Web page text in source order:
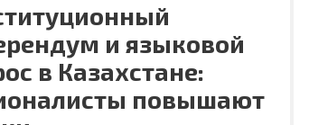
и языковой
в Казахстане:
повышают